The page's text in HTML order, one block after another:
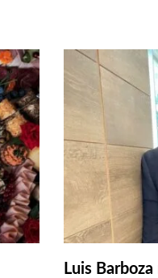
Luis